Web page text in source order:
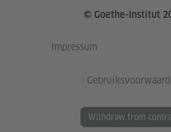
© Goethe-Institut
Impressum
Withdraw from